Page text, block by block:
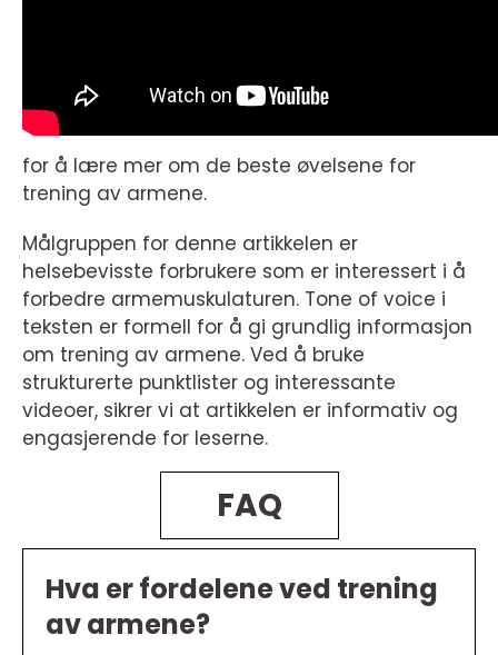
for å lære mer om de beste øvelsene for
trening av armene.
Målgruppen for denne artikkelen er
helsebevisste forbrukere som er interessert i å
forbedre armemuskulaturen. Tone of voice i
teksten er formell for å gi grundlig informasjon
om trening av armene. Ved å bruke
strukturerte punktlister og interessante
videoer, sikrer vi at artikkelen er informativ og
engasjerende for leserne.
FAQ
Hva er fordelene ved trening
av armene?